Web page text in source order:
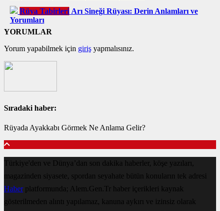
Rüya Tabirleri Arı Sineği Rüyası: Derin Anlamları ve
Yorumları
YORUMLAR
Yorum yapabilmek için giriş yapmalısınız.
Sıradaki haber:
Rüyada Ayakkabı Görmek Ne Anlama Gelir?
Türkiye'den ve Dünya’dan son dakika haberler, köşe yazıları,
magazinden siyasete, spordan seyahate bütün konuların tek adresi
Haberplatformunda; Alem.Gen.Tr haber içerikleri kaynak
gösterilmeden alıntı yapılamaz, kanuna aykırı ve izinsiz olarak